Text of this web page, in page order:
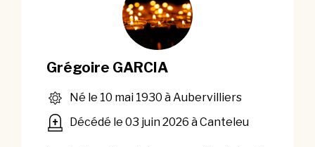
Grégoire GARCIA
Né le 10 mai 1930 à Aubervilliers
Décédé le 03 juin 2026 à Canteleu